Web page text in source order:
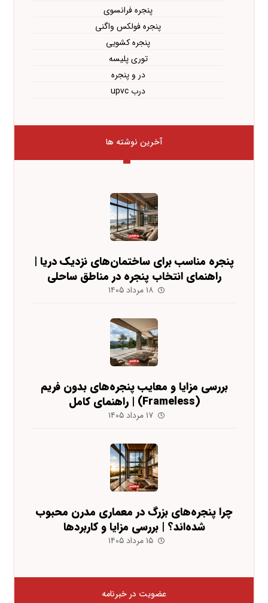
پنجره فرانسوی
پنجره فولکس واگنی
پنجره کشویی
توری پلیسه
در و پنجره
درب upvc
آخرین نوشته ها
پنجره مناسب برای ساختمان‌های نزدیک دریا |
راهنمای انتخاب پنجره در مناطق ساحلی
۱۸ مرداد ۱۴۰۵
بررسی مزایا و معایب پنجره‌های بدون فریم
(Frameless) | راهنمای کامل
۱۷ مرداد ۱۴۰۵
چرا پنجره‌های بزرگ در معماری مدرن محبوب
شده‌اند؟ | بررسی مزایا و کاربردها
۱۵ مرداد ۱۴۰۵
عضویت در خبرنامه